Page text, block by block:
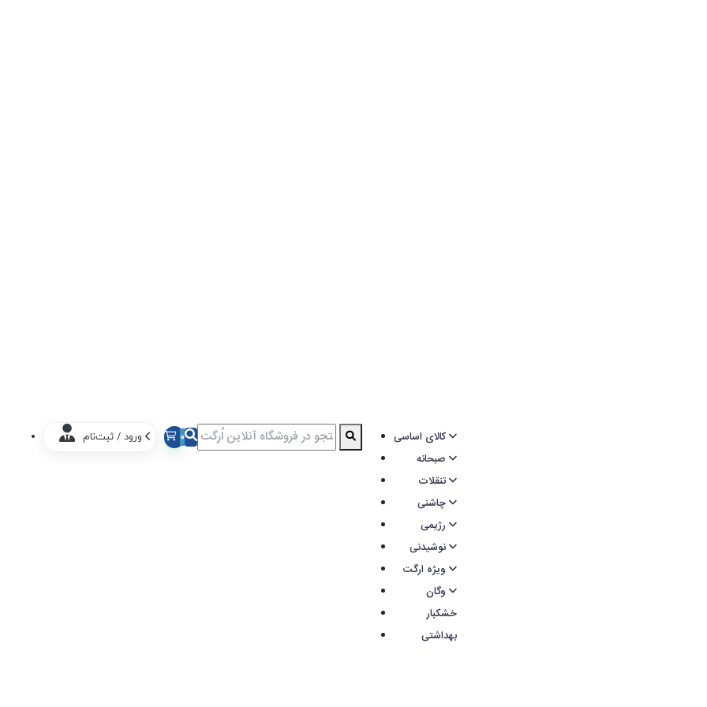
0 کالای اساسی
صبحانه
تنقلات
چاشنی
رژیمی
نوشیدنی
ویژه ارگت
وگان
خشکبار
بهداشتی